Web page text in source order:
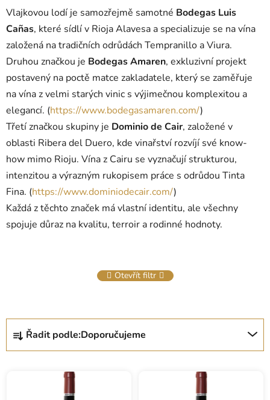
Vlajkovou lodí je samozřejmě samotné Bodegas Luis
Cañas, které sídlí v Rioja Alavesa a specializuje se na vína
založená na tradičních odrůdách Tempranillo a Viura.
Druhou značkou je Bodegas Amaren, exkluzivní projekt
postavený na poctě matce zakladatele, který se zaměřuje
na vína z velmi starých vinic s výjimečnou komplexitou a
elegancí. (https://www.bodegasamaren.com/)
Třetí značkou skupiny je Dominio de Cair, založené v
oblasti Ribera del Duero, kde vinařství rozvíjí své know-
how mimo Rioju. Vína z Cairu se vyznačují strukturou,
intenzitou a výrazným rukopisem práce s odrůdou Tinta
Fina. (https://www.dominiodecair.com/)
Každá z těchto značek má vlastní identitu, ale všechny
spojuje důraz na kvalitu, terroir a rodinné hodnoty.
Otevřít filtr
Ř
a
z
Řadit podle:Doporučujeme